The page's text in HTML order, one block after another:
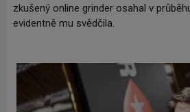
zkušený online grinder osahal v
evidentně mu svědčila.